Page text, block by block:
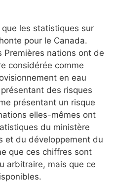
les statistiques sur
pour le Canada.
Premières nations ont de
considérée comme
en eau
des risques
présentant un risque
elles-mêmes ont
du ministère
et du développement du
que ces chiffres sont
arbitraire, mais que ce